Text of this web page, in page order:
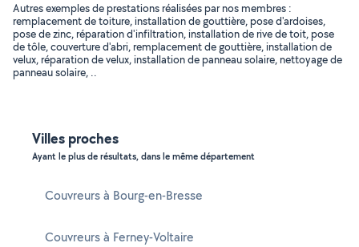
Autres exemples de prestations réalisées par nos membres :
remplacement de toiture, installation de gouttière, pose d'ardoises,
pose de zinc, réparation d'infiltration, installation de rive de toit, pose
de tôle, couverture d'abri, remplacement de gouttière, installation de
velux, réparation de velux, installation de panneau solaire, nettoyage de
panneau solaire, ..
Villes proches
Ayant le plus de résultats, dans le même département
Couvreurs à Bourg-en-Bresse
Couvreurs à Ferney-Voltaire